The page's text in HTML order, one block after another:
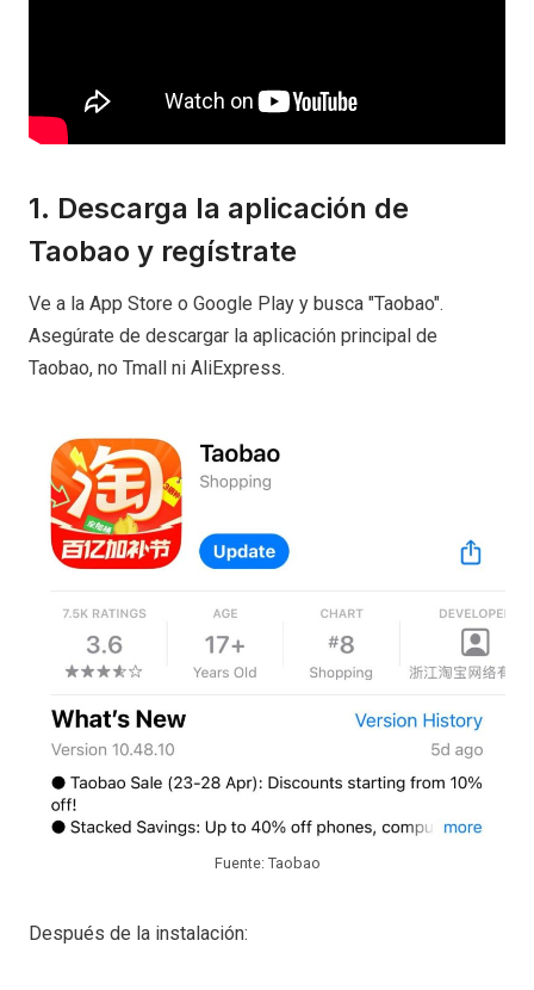
1. Descarga la aplicación de
Taobao y regístrate
Ve a la App Store o Google Play y busca "Taobao".
Asegúrate de descargar la aplicación principal de
Taobao, no Tmall ni AliExpress.
Fuente: Taobao
Después de la instalación: